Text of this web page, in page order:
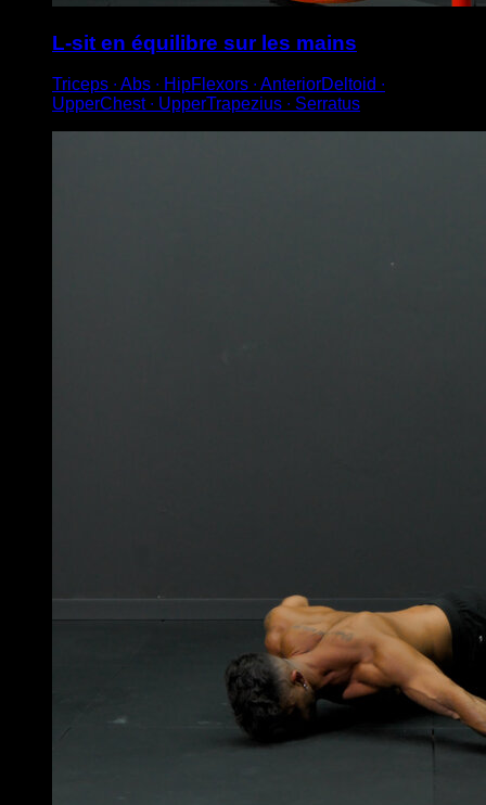
L-sit en équilibre sur les mains
Triceps ∙ Abs ∙ HipFlexors ∙ AnteriorDeltoid ∙
UpperChest ∙ UpperTrapezius ∙ Serratus